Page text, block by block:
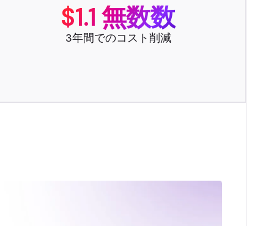
$1.1 無数数
3年間でのコスト削減